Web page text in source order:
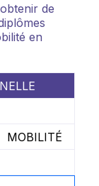
de
en
MOBILITÉ